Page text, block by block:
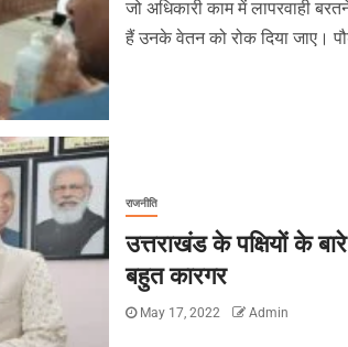
जो अधिकारी काम में लापरवाही
हैं उनके वेतन को रोक दिया जाए।
राजनीति
उत्तराखंड के पक्षियों के
बहुत कारगर
May 17, 2022 Admin